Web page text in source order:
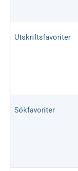
Utskriftsfavoriter
Sökfavoriter